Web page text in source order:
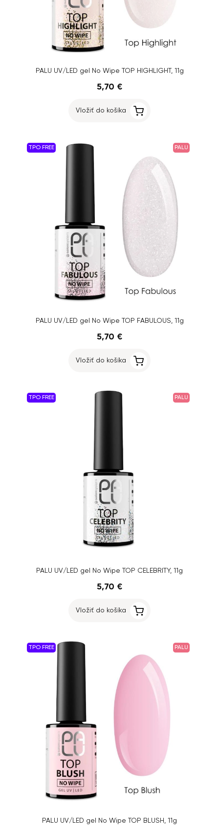
PALU UV/LED gel No Wipe TOP HIGHLIGHT, 11g
5,70 €
Vložiť do košíka
TPO FREE PALU
PALU UV/LED gel No Wipe TOP FABULOUS, 11g
5,70 €
Vložiť do košíka
TPO FREE PALU
PALU UV/LED gel No Wipe TOP CELEBRITY, 11g
5,70 €
Vložiť do košíka
TPO FREE PALU
PALU UV/LED gel No Wipe TOP BLUSH, 11g